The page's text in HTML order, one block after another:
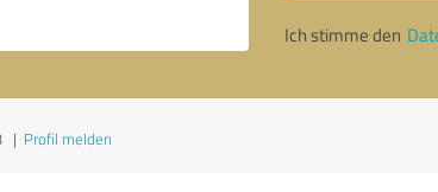
Ich stimme den
| Profil melden